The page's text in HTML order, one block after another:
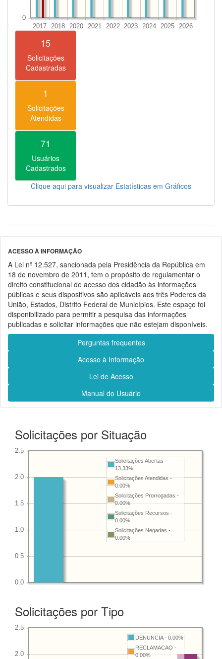
15
Solicitações
Cadastradas
1
Solicitações
Atendidas
71
Usuários
Cadastrados
Clique aqui para visualizar Estatísticas em Gráficos
ACESSO À INFORMAÇÃO
A Lei nº 12.527, sancionada pela Presidência da República em
18 de novembro de 2011, tem o propósito de regulamentar o
direito constitucional de acesso dos cidadão às informações
públicas e seus dispositivos são aplicáveis aos três Poderes da
União, Estados, Distrito Federal de Municípios. Este espaço foi
disponibilizado para permitir a pesquisa das informações
publicadas e solicitar informações que não estejam disponíveis.
Perguntas frequentes
Acesso à Informação
Lei de Acesso
Manual do Usuário
Solicitações por Situação
Solicitações Abertas -
13.33%
Solicitações Atendidas -
0.00%
Solicitações Prorrogadas -
0.00%
Solicitações Recursos -
0.00%
Solicitações Negadas -
0.00%
Solicitações por Tipo
DENUNCIA - 0.00%
RECLAMACAO -
0.00%